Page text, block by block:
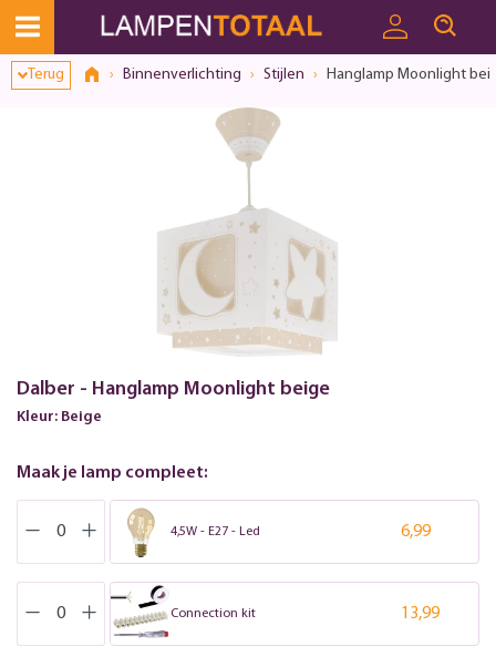
Terug Binnenverlichting Stijlen Hanglamp Moonlight
Dalber - Hanglamp Moonlight beige
Kleur: Beige
Maak je lamp compleet:
4,5W - E27 - Led 6,99
Connection kit 13,99